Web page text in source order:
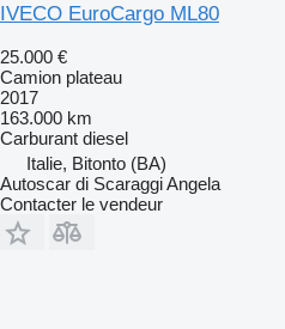
IVECO EuroCargo ML80
25.000 €
Camion plateau
2017
163.000 km
Carburant diesel
Italie, Bitonto (BA)
Autoscar di Scaraggi Angela
Contacter le vendeur